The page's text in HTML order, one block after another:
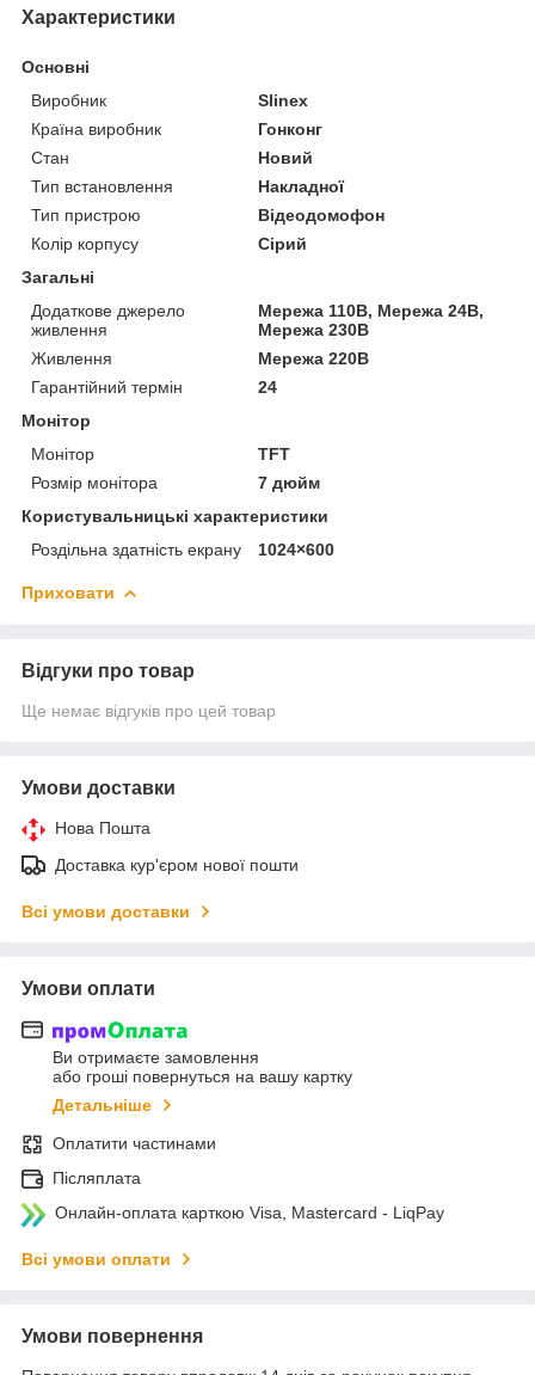
Характеристики
Основні
Виробник
Slinex
Країна виробник
Гонконг
Стан
Новий
Тип встановлення
Накладної
Тип пристрою
Відеодомофон
Колір корпусу
Сірий
Загальні
Додаткове джерело
живлення
Мережа 110В, Мережа 24В,
Мережа 230В
Живлення
Мережа 220В
Гарантійний термін
24
Монітор
Монітор
TFT
Розмір монітора
7 дюйм
Користувальницькі характеристики
Роздільна здатність екрану
1024×600
Приховати
Відгуки про товар
Ще немає відгуків про цей товар
Умови доставки
Нова Пошта
Доставка кур'єром нової пошти
Всі умови доставки
Умови оплати
Ви отримаєте замовлення
або гроші повернуться на вашу картку
Детальніше
Оплатити частинами
Післяплата
Онлайн-оплата карткою Visa, Mastercard - LiqPay
Всі умови оплати
Умови повернення